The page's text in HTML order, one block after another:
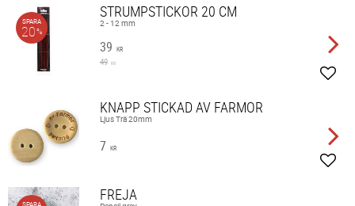
STRUMPSTICKOR 20 CM
2 - 12 mm
39 KR
49 KR
SPARA
20%
KNAPP STICKAD AV FARMOR
Ljus Trä 20mm
7 KR
FREJA
SPARA